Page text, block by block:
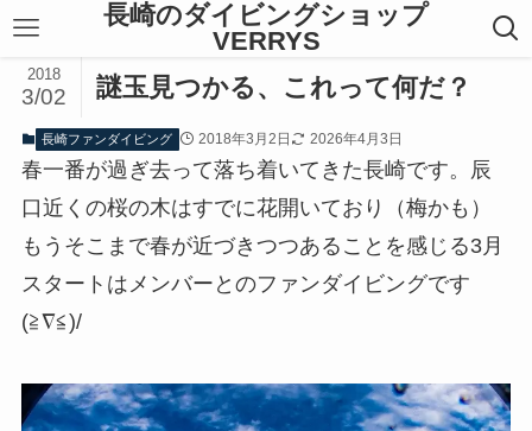
長崎のダイビングショップ
VERRYS
謎玉見つかる、これって何だ？
2018
3/02
長崎ファンダイビング 2018年3月2日 2026年4月3日
春一番が過ぎ去って落ち着いてきた長崎です。辰
口近くの桜の木はすでに花開いており（梅かも）
もうそこまで春が近づきつつあることを感じる3月
スタートはメンバーとのファンダイビングです
(≧∇≦)/